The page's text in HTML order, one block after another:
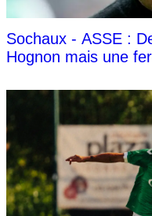
Sochaux - ASSE :
Hognon mais une